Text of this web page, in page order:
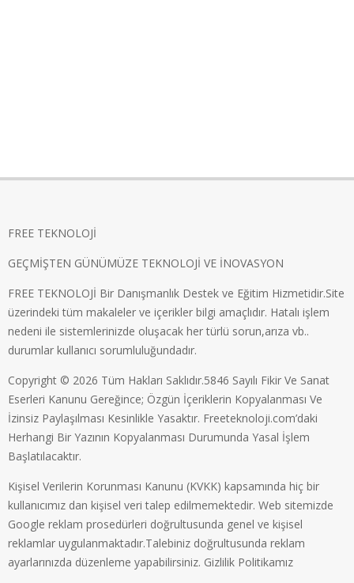
FREE TEKNOLOJİ
GEÇMİŞTEN GÜNÜMÜZE TEKNOLOJİ VE İNOVASYON
FREE TEKNOLOJİ Bir Danışmanlık Destek ve Eğitim Hizmetidir.Site
üzerindeki tüm makaleler ve içerikler bilgi amaçlıdır. Hatalı işlem
nedeni ile sistemlerinizde oluşacak her türlü sorun,arıza vb..
durumlar kullanıcı sorumluluğundadır.
Copyright © 2026 Tüm Hakları Saklıdır.5846 Sayılı Fikir Ve Sanat
Eserleri Kanunu Gereğince; Özgün İçeriklerin Kopyalanması Ve
İzinsiz Paylaşılması Kesinlikle Yasaktır. Freeteknoloji.com’daki
Herhangi Bir Yazının Kopyalanması Durumunda Yasal İşlem
Başlatılacaktır.
Kişisel Verilerin Korunması Kanunu (KVKK) kapsamında hiç bir
kullanıcımız dan kişisel veri talep edilmemektedir. Web sitemizde
Google reklam prosedürleri doğrultusunda genel ve kişisel
reklamlar uygulanmaktadır.Talebiniz doğrultusunda reklam
ayarlarınızda düzenleme yapabilirsiniz. Gizlilik Politikamız